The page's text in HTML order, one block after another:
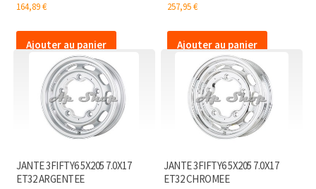
164,89€
Ajouter au panier
257,95€
Ajouter au panier
JANTE 3FIFTY6 5X205 7.0X17
ET32 ARGENTEE
JANTE 3FIFTY6 5X205 7.0X17
ET32 CHROMEE